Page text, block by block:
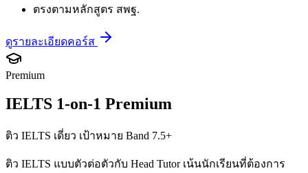
ตรงตามหลักสูตร สพฐ.
ดูรายละเอียดคอร์ส
Premium
IELTS 1-on-1 Premium
ติว IELTS เดี่ยว เป้าหมาย Band 7.5+
ติว IELTS แบบตัวต่อตัวกับ Head Tutor เน้นนักเรียนที่ต้องการ